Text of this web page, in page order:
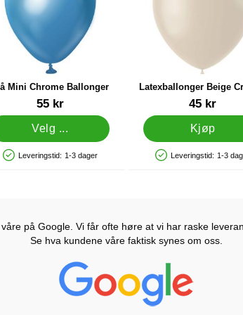
Mini Chrome Ballonger
37927
55 kr
Velg ...
Produkttilgjengelighet: På lager
Leveringstid: 1-3 dager
Latexballonger Beige
Latte
Varenummer 41977
45 kr
Kjøp
Produkttilgjengelighet: På
Leveringstid: 1-3
på Google. Vi får ofte høre at vi har raske
Se hva kundene våre faktisk synes om oss.
Prisjakt Vurdering: 4.6